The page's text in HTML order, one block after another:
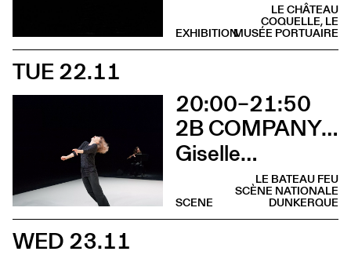
LE CHÂTEAU
COQUELLE, LE
MUSÉE PORTUAIRE
EXHIBITION
TUE 22.11
20:00–21:50
2B COMPANY - FRANÇOIS GREMAUD
Giselle…
LE BATEAU FEU
SCÈNE NATIONALE
DUNKERQUE
SCENE
WED 23.11